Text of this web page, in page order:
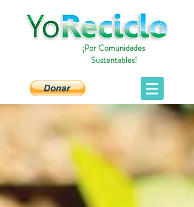
¡Por Comunidades
Sustentables!